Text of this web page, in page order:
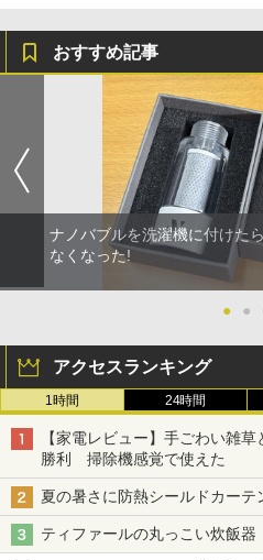
おすすめ記事
ナノバブルを洗濯機に付けた
なくなった!
● ●
アクセスランキング
1時間 24時間
【家電レビュー】手ごわい雑
勝利 掃除機感覚で使えた
夏の暑さに防熱シールドカー
ティファールの丸っこい炊飯